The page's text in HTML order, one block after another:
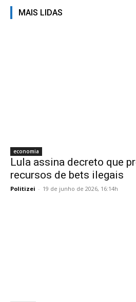
MAIS LIDAS
economia
Lula assina decreto que
recursos de bets ilegais
Politizei - 19 de junho de 2026, 16:14h